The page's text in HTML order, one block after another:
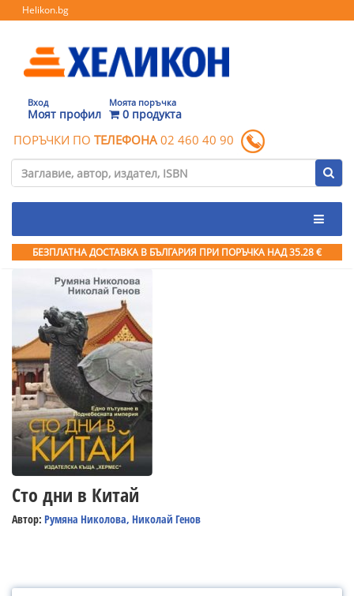
Helikon.bg
Вход
Моят профил
Моята поръчка
0 продукта
ПОРЪЧКИ ПО ТЕЛЕФОНА 02 460 40 90
БЕЗПЛАТНА ДОСТАВКА В БЪЛГАРИЯ ПРИ ПОРЪЧКА НАД 35.28 €
Сто дни в Китай
Автор: Румяна Николова, Николай Генов